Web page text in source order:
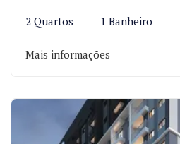
2 Quartos 1 Banheiro
Mais informações